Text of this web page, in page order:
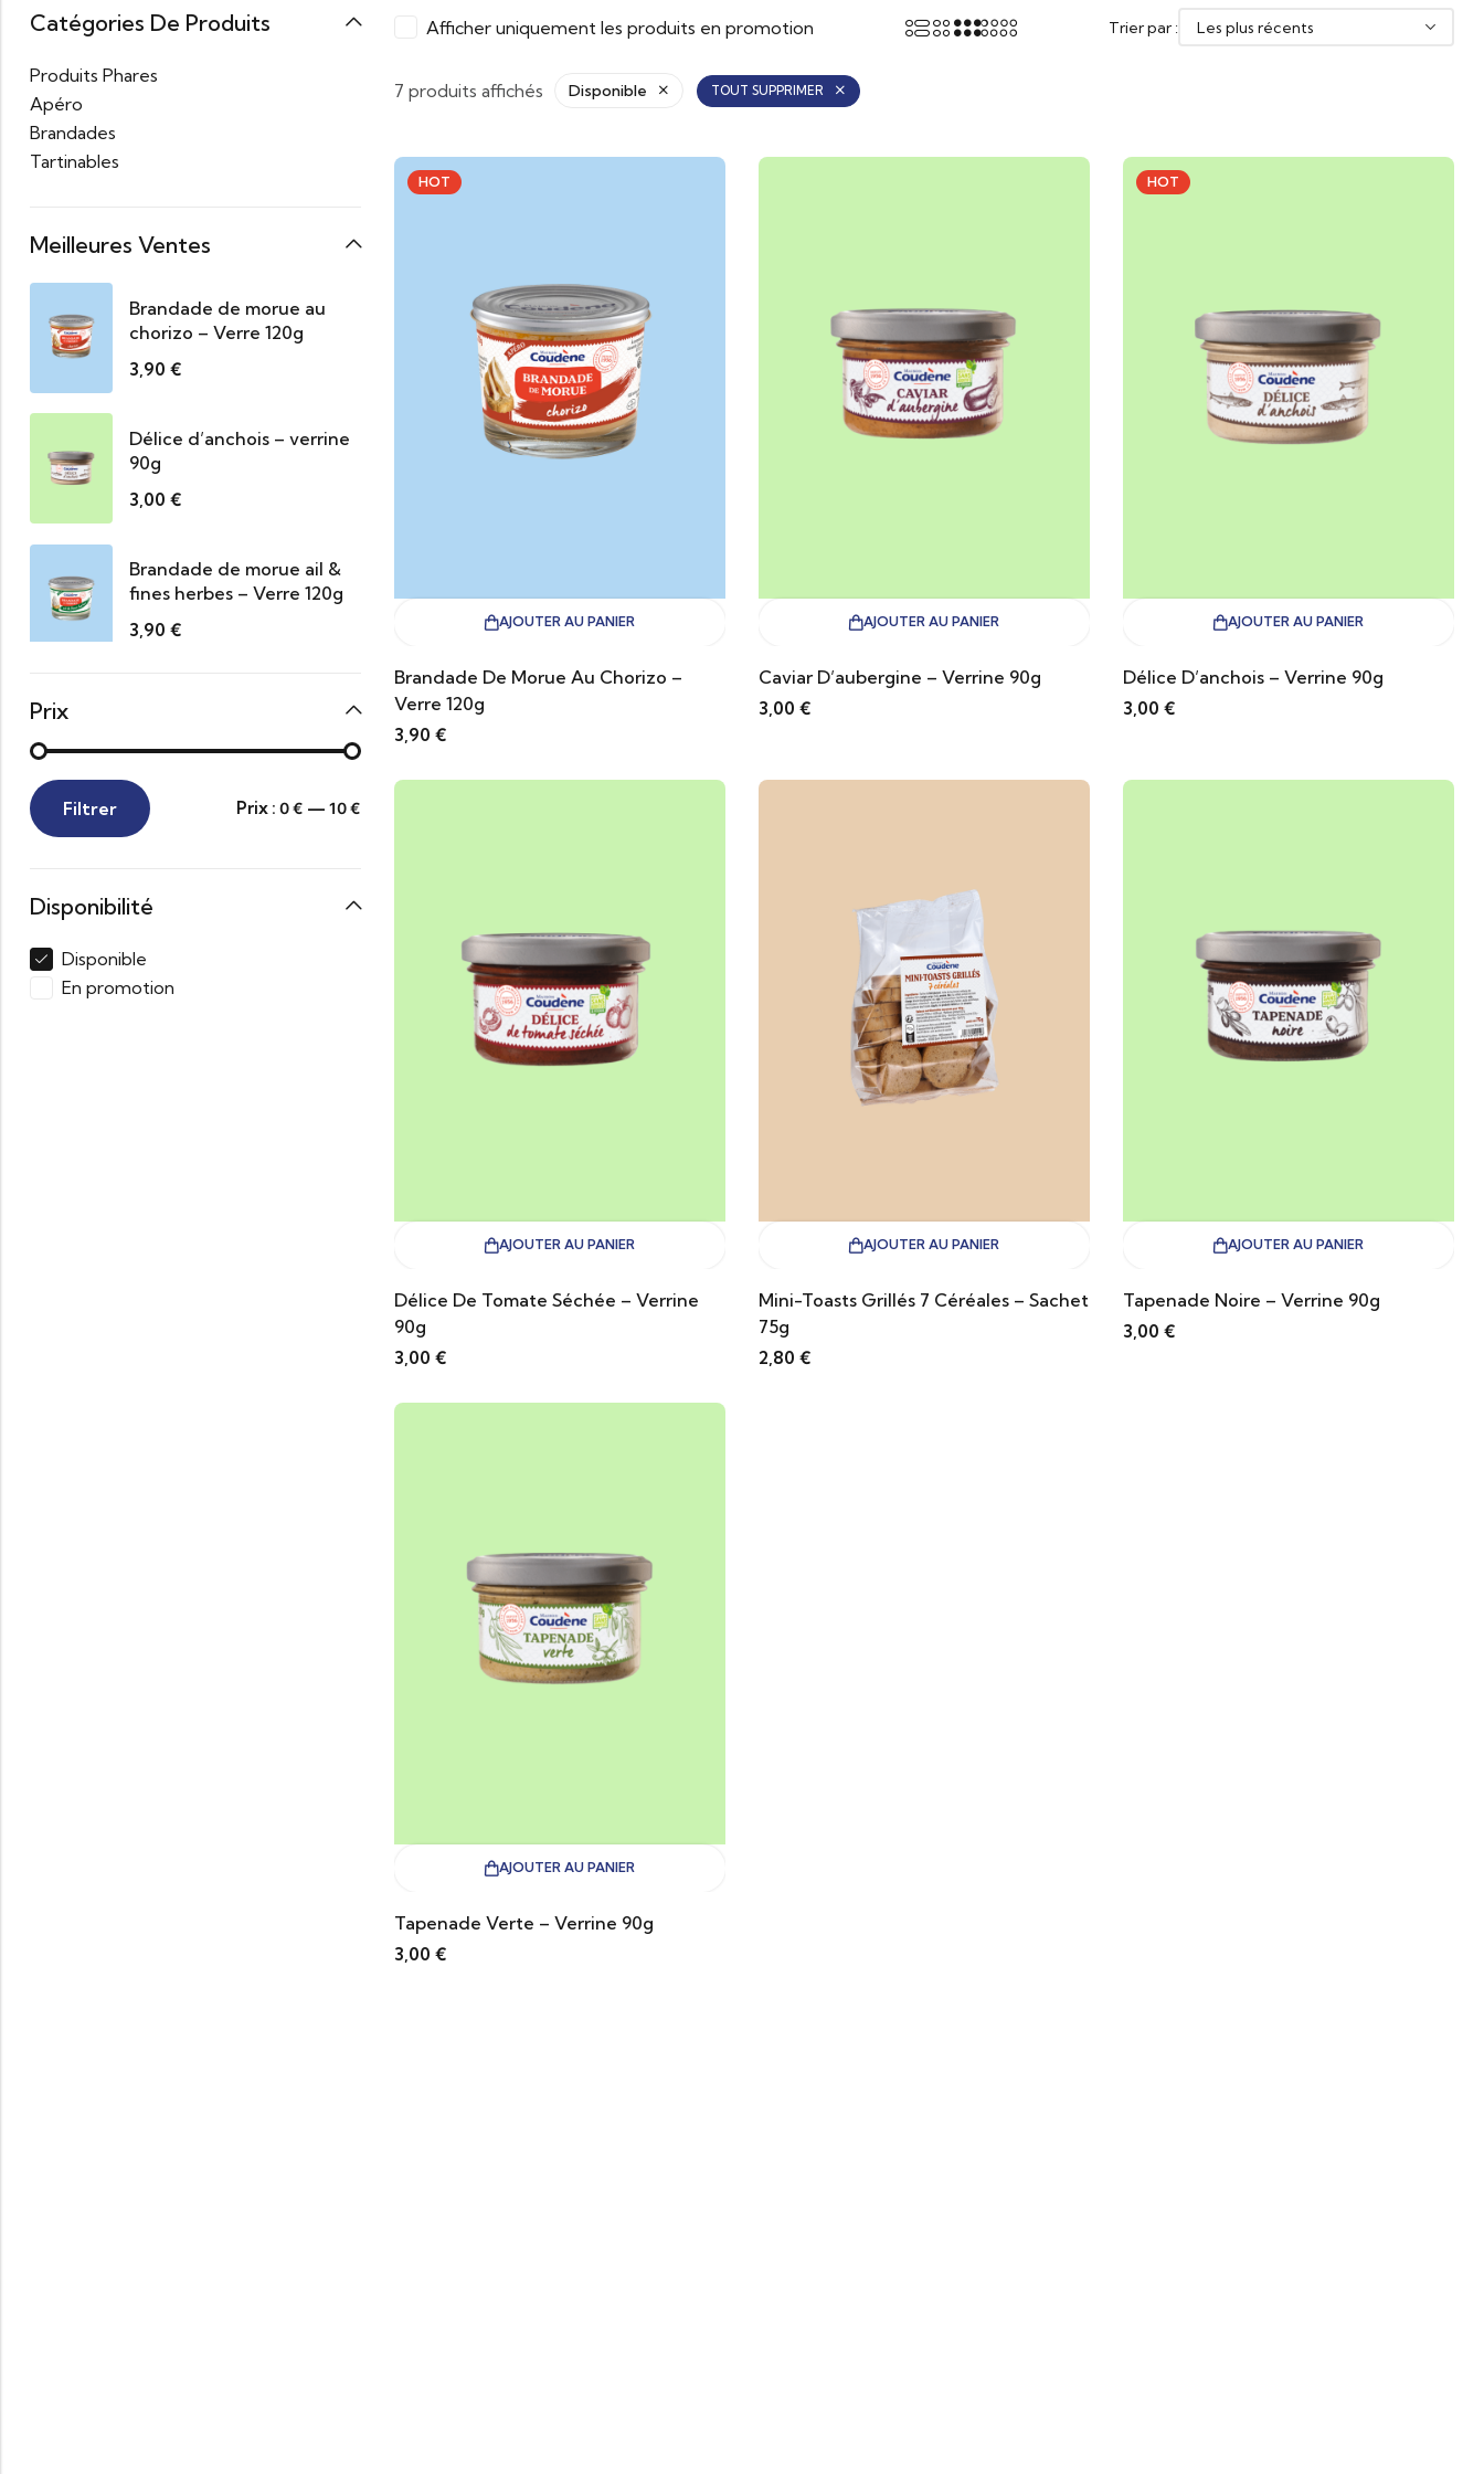
Afficher uniquement les produits en promotion Trier par :
7 produits affichés Disponible TOUT SUPPRIMER
HOT
AJOUTER AU PANIER
Brandade De Morue Au Chorizo –
Verre 120g
3,90 €
AJOUTER AU PANIER
Caviar D’aubergine – Verrine 90g
3,00 €
HOT
AJOUTER AU PANIER
Délice D’anchois – Verrine 90g
3,00 €
AJOUTER AU PANIER
Délice De Tomate Séchée – Verrine
90g
3,00 €
AJOUTER AU PANIER
Mini-Toasts Grillés 7 Céréales – Sachet
75g
2,80 €
AJOUTER AU PANIER
Tapenade Noire – Verrine 90g
3,00 €
AJOUTER AU PANIER
Tapenade Verte – Verrine 90g
3,00 €
Catégories De Produits
Produits Phares
Apéro
Brandades
Tartinables
Meilleures Ventes
Brandade de morue au
chorizo – Verre 120g
3,90 €
Délice d’anchois – verrine
90g
3,00 €
Brandade de morue ail &
fines herbes – Verre 120g
3,90 €
Prix
Filtrer Prix : 0 € — 10 €
Disponibilité
Disponible
En promotion